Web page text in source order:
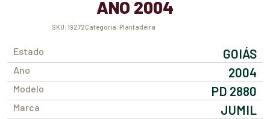
ANO 2004
SKU: 19272 Categoria: Plantadeira
Estado GOIÁS
Ano 2004
Modelo PD 2880
Marca JUMIL